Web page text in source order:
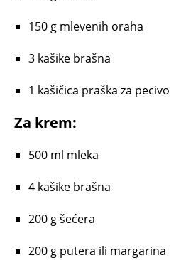
150 g mlevenih oraha
3 kašike brašna
1 kašičica praška za pecivo
Za krem:
500 ml mleka
4 kašike brašna
200 g šećera
200 g putera ili margarina